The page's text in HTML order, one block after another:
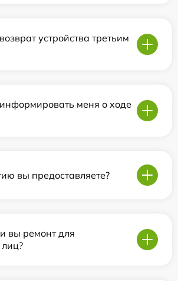
устройства третьим
меня о ходе
вы предоставляете?
вы ремонт для